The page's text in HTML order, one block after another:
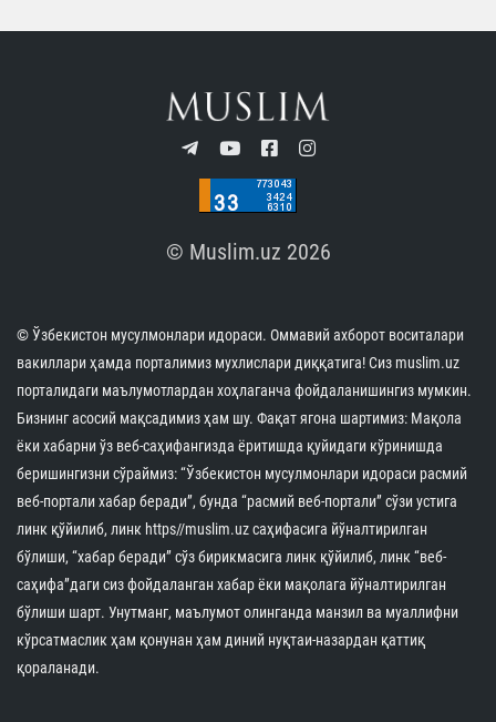
© Muslim.uz 2026
© Ўзбекистон мусулмонлари идораси. Оммавий ахборот воситалари
вакиллари ҳамда порталимиз мухлислари диққатига! Сиз muslim.uz
порталидаги маълумотлардан хоҳлаганча фойдаланишингиз мумкин.
Бизнинг асосий мақсадимиз ҳам шу. Фақат ягона шартимиз: Мақола
ёки хабарни ўз веб-саҳифангизда ёритишда қуйидаги кўринишда
беришингизни сўраймиз: “Ўзбекистон мусулмонлари идораси расмий
веб-портали хабар беради”, бунда “расмий веб-портали” сўзи устига
линк қўйилиб, линк https//muslim.uz саҳифасига йўналтирилган
бўлиши, “хабар беради” сўз бирикмасига линк қўйилиб, линк “веб-
саҳифа”даги сиз фойдаланган хабар ёки мақолага йўналтирилган
бўлиши шарт. Унутманг, маълумот олинганда манзил ва муаллифни
кўрсатмаслик ҳам қонунан ҳам диний нуқтаи-назардан қаттиқ
қораланади.